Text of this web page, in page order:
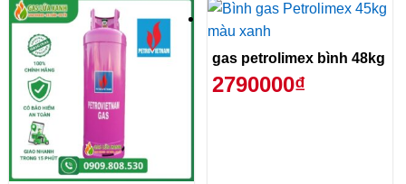
gas petrolimex bình 48kg
2790000₫